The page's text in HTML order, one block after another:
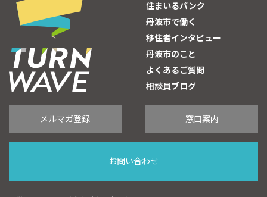
住まいるバンク
丹波市で働く
移住者インタビュー
丹波市のこと
よくあるご質問
相談員ブログ
メルマガ登録 窓口案内
お問い合わせ